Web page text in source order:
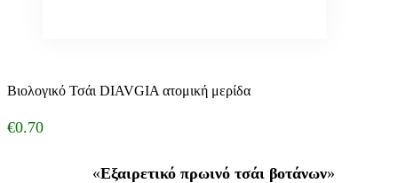
Βιολογικό Τσάι DIAVGIA ατομική μερίδα
€0.70
«Εξαιρετικό πρωινό τσάι βοτάνων»